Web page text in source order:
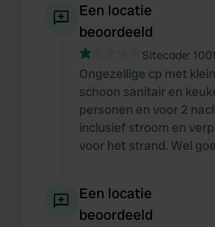
Een locatie
beoordeeld
Sitecode:
Ongezellige cp met
schoon sanitair en
personen en voor 2
inclusief stroom en
voor het strand. Wel
Een locatie
beoordeeld